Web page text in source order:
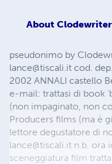
About Clodewriter
pseudonimo by
lance@tiscali.it cod.
2002 ANNALI castello
e-mail: trattasi di book
(non impaginato, non
Producers films (ma è
lettore degustatore di
lance@tiscali.it n.b. ora
sceneggiatura film